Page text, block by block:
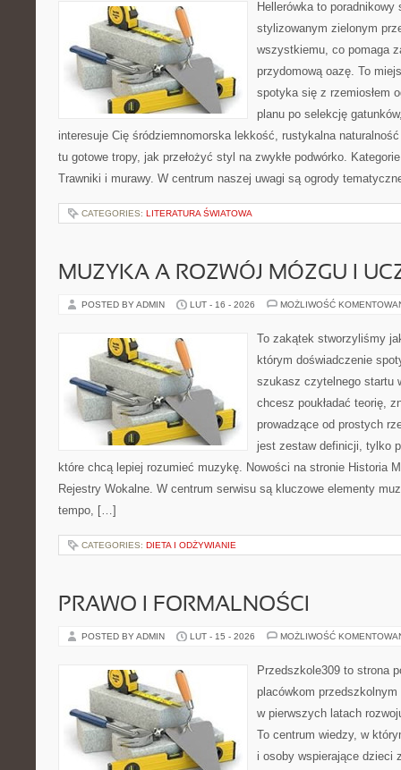
Hellerówka to poradnikowy
stylizowanym zielonym
wszystkiemu, co pomaga
przydomową oazę. To
spotyka się z rzemiosłem
planu po selekcję
interesuje Cię śródziemnomorska lekkość, rustykalna
tu gotowe tropy, jak przełożyć styl na zwykłe podwórko.
Trawniki i murawy. W centrum naszej uwagi są ogrody
CATEGORIES: LITERATURA ŚWIATOWA
MUZYKA A ROZWÓJ MÓZGU I
POSTED BY ADMIN LUT - 16 - 2026 MOŻLIWOŚĆ
To zakątek stworzyliśmy
którym doświadczenie
szukasz czytelnego startu
chcesz poukładać teorię,
prowadzące od prostych
jest zestaw definicji, tylko
które chcą lepiej rozumieć muzykę. Nowości na stronie Historia
Rejestry Wokalne. W centrum serwisu są kluczowe elementy
tempo, […]
CATEGORIES: DIETA I ODŻYWIANIE
PRAWO I FORMALNOŚCI
POSTED BY ADMIN LUT - 15 - 2026 MOŻLIWOŚĆ
Przedszkole309 to strona
placówkom
w pierwszych latach
To centrum wiedzy, w
i osoby wspierające dzieci